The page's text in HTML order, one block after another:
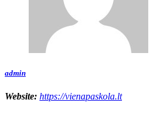
admin
Website: https://vienapaskola.lt